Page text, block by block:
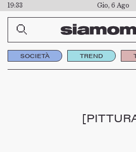
19:33 Gio, 6 Ago
SOCIETÀ TREND